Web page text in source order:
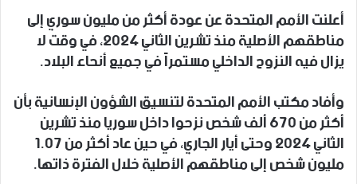
أعلنت الأمم المتحدة عن عودة أكثر من مليون سوري إلى
مناطقهم الأصلية منذ تشرين الثاني 2024، في وقت لا
يزال فيه النزوح الداخلي مستمراً في جميع أنحاء البلاد.
وأفاد مكتب الأمم المتحدة لتنسيق الشؤون الإنسانية بأن
أكثر من 670 ألف شخص نزحوا داخل سوريا منذ تشرين
الثاني 2024 وحتى أيار الجاري، في حين عاد أكثر من 1.07
مليون شخص إلى مناطقهم الأصلية خلال الفترة ذاتها.